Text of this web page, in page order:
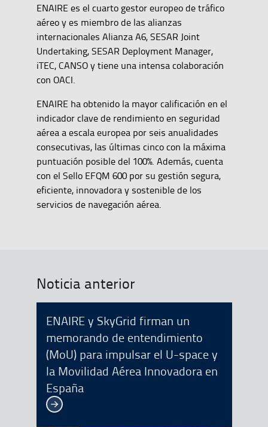
ENAIRE es el cuarto gestor europeo de tráfico
aéreo y es miembro de las alianzas
internacionales Alianza A6, SESAR Joint
Undertaking, SESAR Deployment Manager,
iTEC, CANSO y tiene una intensa colaboración
con OACI.
ENAIRE ha obtenido la mayor calificación en el
indicador clave de rendimiento en seguridad
aérea a escala europea por seis anualidades
consecutivas, las últimas cinco con la máxima
puntuación posible del 100%. Además, cuenta
con el Sello EFQM 600 por su gestión segura,
eficiente, innovadora y sostenible de los
servicios de navegación aérea.
Noticia anterior
ENAIRE y SkyGrid firman un
memorando de entendimiento
(MoU) para impulsar el U-space y
la Movilidad Aérea Innovadora en
España
Ver más